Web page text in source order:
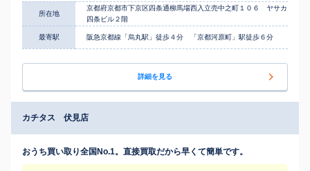
所在地
京都府京都市下京区四条通柳馬場西入立売中之町１０６ ヤサカ
四条ビル２階
最寄駅 阪急京都線「烏丸駅」徒歩４分 「京都河原町」駅徒歩６分
詳細を見る
カチタス 伏見店
おうち買い取り全国No.1。直接買取だから早くて簡単です。